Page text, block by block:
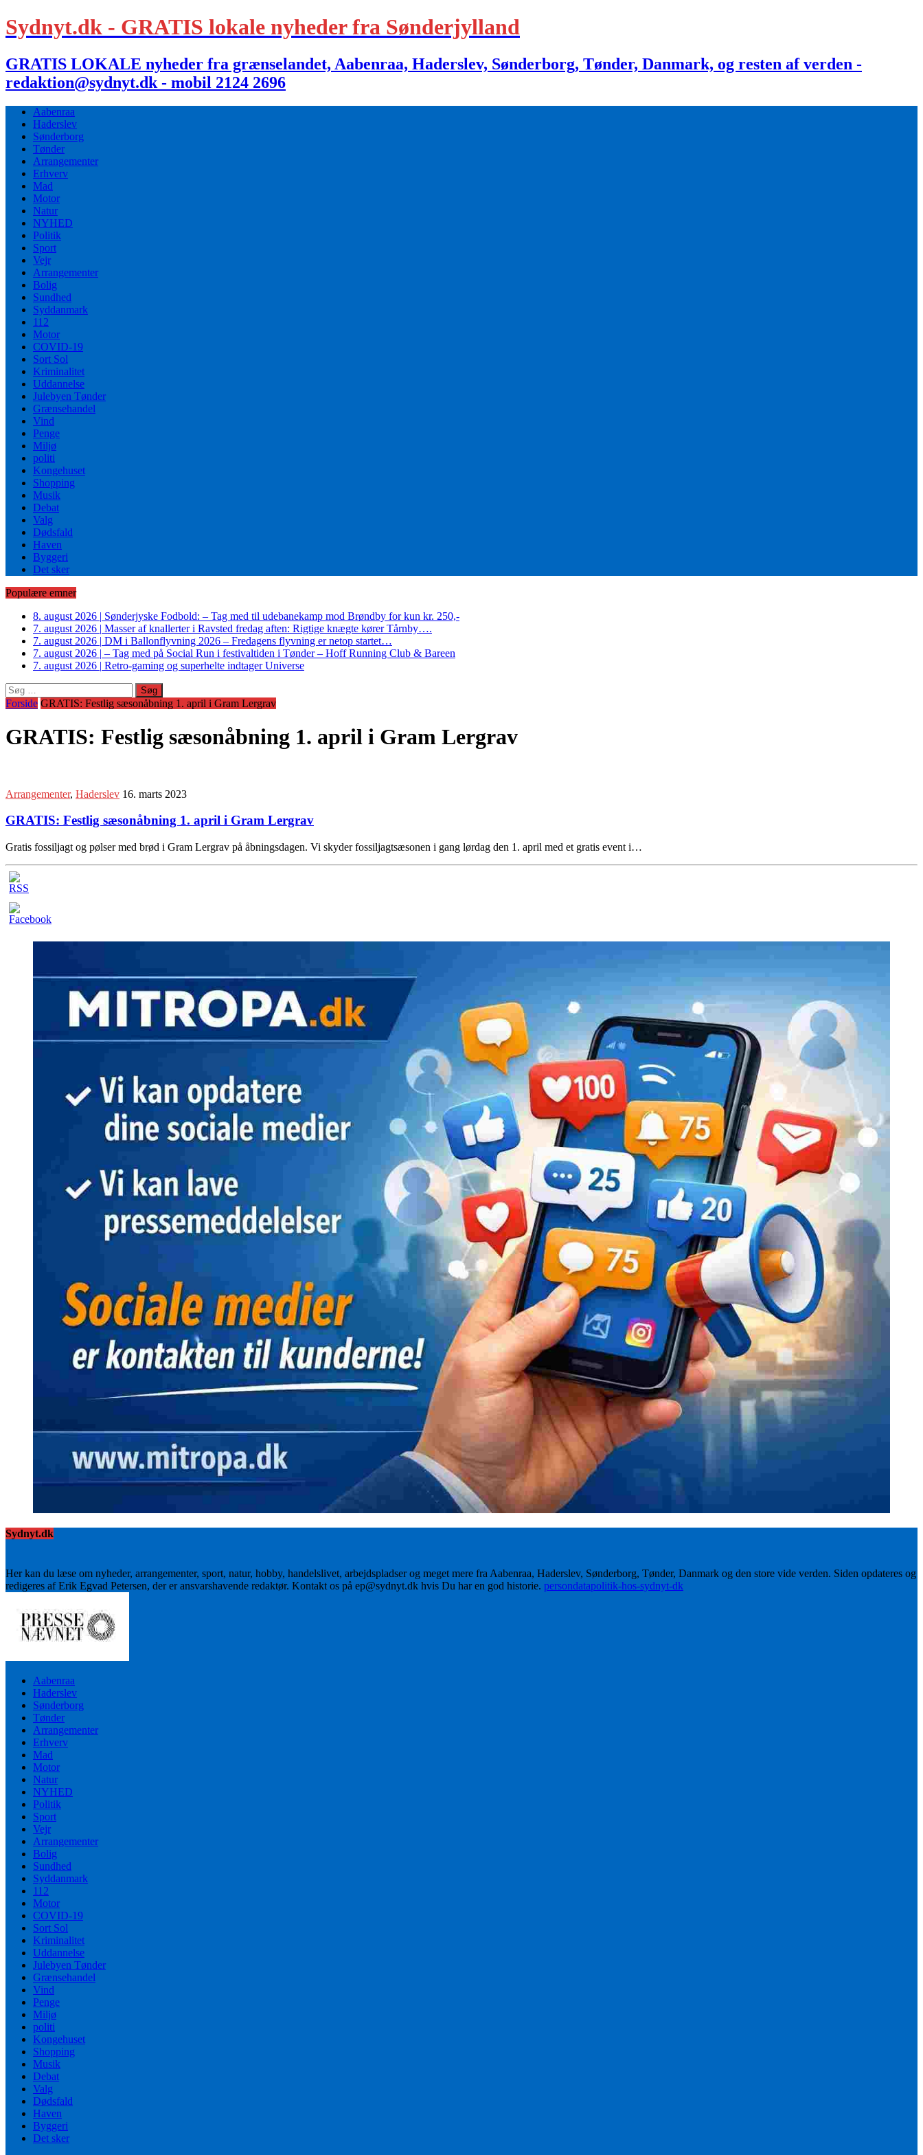
Sydnyt.dk - GRATIS lokale nyheder fra Sønderjylland
GRATIS LOKALE nyheder fra grænselandet, Aabenraa, Haderslev, Sønderborg, Tønder, Danmark, og resten af verden -
redaktion@sydnyt.dk - mobil 2124 2696
Aabenraa
Haderslev
Sønderborg
Tønder
Arrangementer
Erhverv
Mad
Motor
Natur
NYHED
Politik
Sport
Vejr
Arrangementer
Bolig
Sundhed
Syddanmark
112
Motor
COVID-19
Sort Sol
Kriminalitet
Uddannelse
Julebyen Tønder
Grænsehandel
Vind
Penge
Miljø
politi
Kongehuset
Shopping
Musik
Debat
Valg
Dødsfald
Haven
Byggeri
Det sker
Populære emner
8. august 2026 | Sønderjyske Fodbold: – Tag med til udebanekamp mod Brøndby for kun kr. 250,-
7. august 2026 | Masser af knallerter i Ravsted fredag aften: Rigtige knægte kører Tårnby….
7. august 2026 | DM i Ballonflyvning 2026 – Fredagens flyvning er netop startet…
7. august 2026 | – Tag med på Social Run i festivaltiden i Tønder – Hoff Running Club & Bareen
7. august 2026 | Retro-gaming og superhelte indtager Universe
Søg
efter:
Forside GRATIS: Festlig sæsonåbning 1. april i Gram Lergrav
GRATIS: Festlig sæsonåbning 1. april i Gram Lergrav
Arrangementer, Haderslev 16. marts 2023
GRATIS: Festlig sæsonåbning 1. april i Gram Lergrav
Gratis fossiljagt og pølser med brød i Gram Lergrav på åbningsdagen. Vi skyder fossiljagtsæsonen i gang lørdag den 1. april med et gratis event i…
Sydnyt.dk
Her kan du læse om nyheder, arrangementer, sport, natur, hobby, handelslivet, arbejdspladser og meget mere fra Aabenraa, Haderslev, Sønderborg, Tønder, Danmark og den store vide verden. Siden opdateres og
redigeres af Erik Egvad Petersen, der er ansvarshavende redaktør. Kontakt os på ep@sydnyt.dk hvis Du har en god historie. persondatapolitik-hos-sydnyt-dk
Aabenraa
Haderslev
Sønderborg
Tønder
Arrangementer
Erhverv
Mad
Motor
Natur
NYHED
Politik
Sport
Vejr
Arrangementer
Bolig
Sundhed
Syddanmark
112
Motor
COVID-19
Sort Sol
Kriminalitet
Uddannelse
Julebyen Tønder
Grænsehandel
Vind
Penge
Miljø
politi
Kongehuset
Shopping
Musik
Debat
Valg
Dødsfald
Haven
Byggeri
Det sker